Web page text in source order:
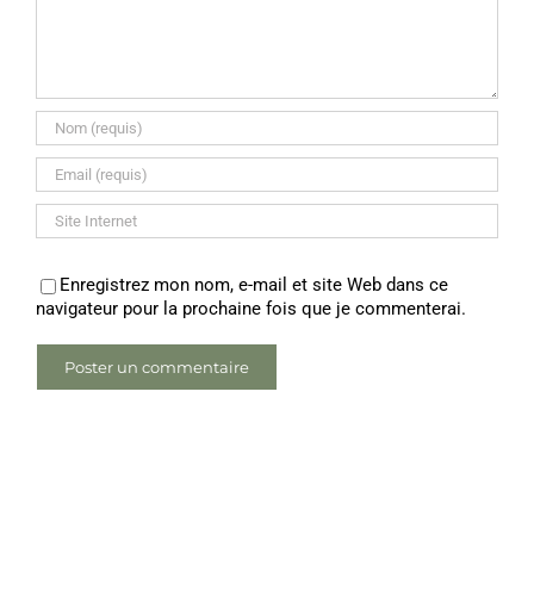
Enregistrez mon nom, e-mail et site Web dans ce
navigateur pour la prochaine fois que je commenterai.